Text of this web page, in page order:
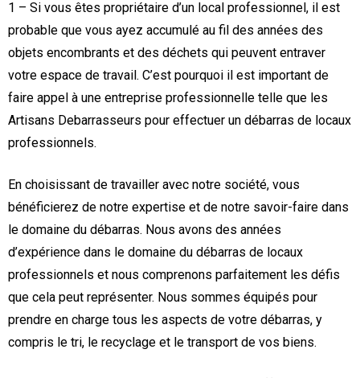
1 – Si vous êtes propriétaire d’un local professionnel, il est
probable que vous ayez accumulé au fil des années des
objets encombrants et des déchets qui peuvent entraver
votre espace de travail. C’est pourquoi il est important de
faire appel à une entreprise professionnelle telle que les
Artisans Debarrasseurs pour effectuer un débarras de locaux
professionnels.
En choisissant de travailler avec notre société, vous
bénéficierez de notre expertise et de notre savoir-faire dans
le domaine du débarras. Nous avons des années
d’expérience dans le domaine du débarras de locaux
professionnels et nous comprenons parfaitement les défis
que cela peut représenter. Nous sommes équipés pour
prendre en charge tous les aspects de votre débarras, y
compris le tri, le recyclage et le transport de vos biens.